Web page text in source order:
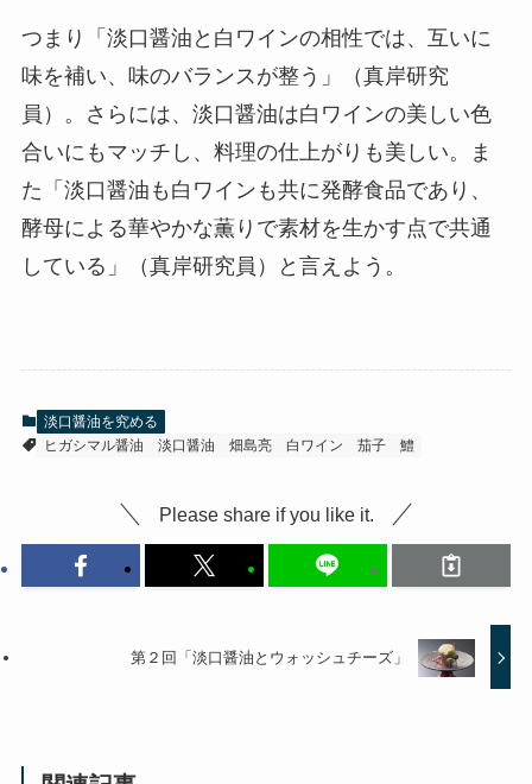
つまり「淡口醤油と白ワインの相性では、互いに
味を補い、味のバランスが整う」（真岸研究
員）。さらには、淡口醤油は白ワインの美しい色
合いにもマッチし、料理の仕上がりも美しい。ま
た「淡口醤油も白ワインも共に発酵食品であり、
酵母による華やかな薫りで素材を生かす点で共通
している」（真岸研究員）と言えよう。
淡口醤油を究める
ヒガシマル醤油
淡口醤油 畑島亮 白ワイン 茄子 鱧
Please share if you like it.
第２回「淡口醤油とウォッシュチーズ」